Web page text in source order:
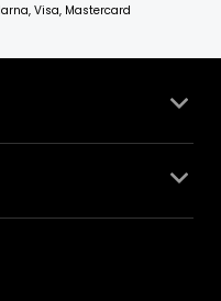
Visa, Mastercard